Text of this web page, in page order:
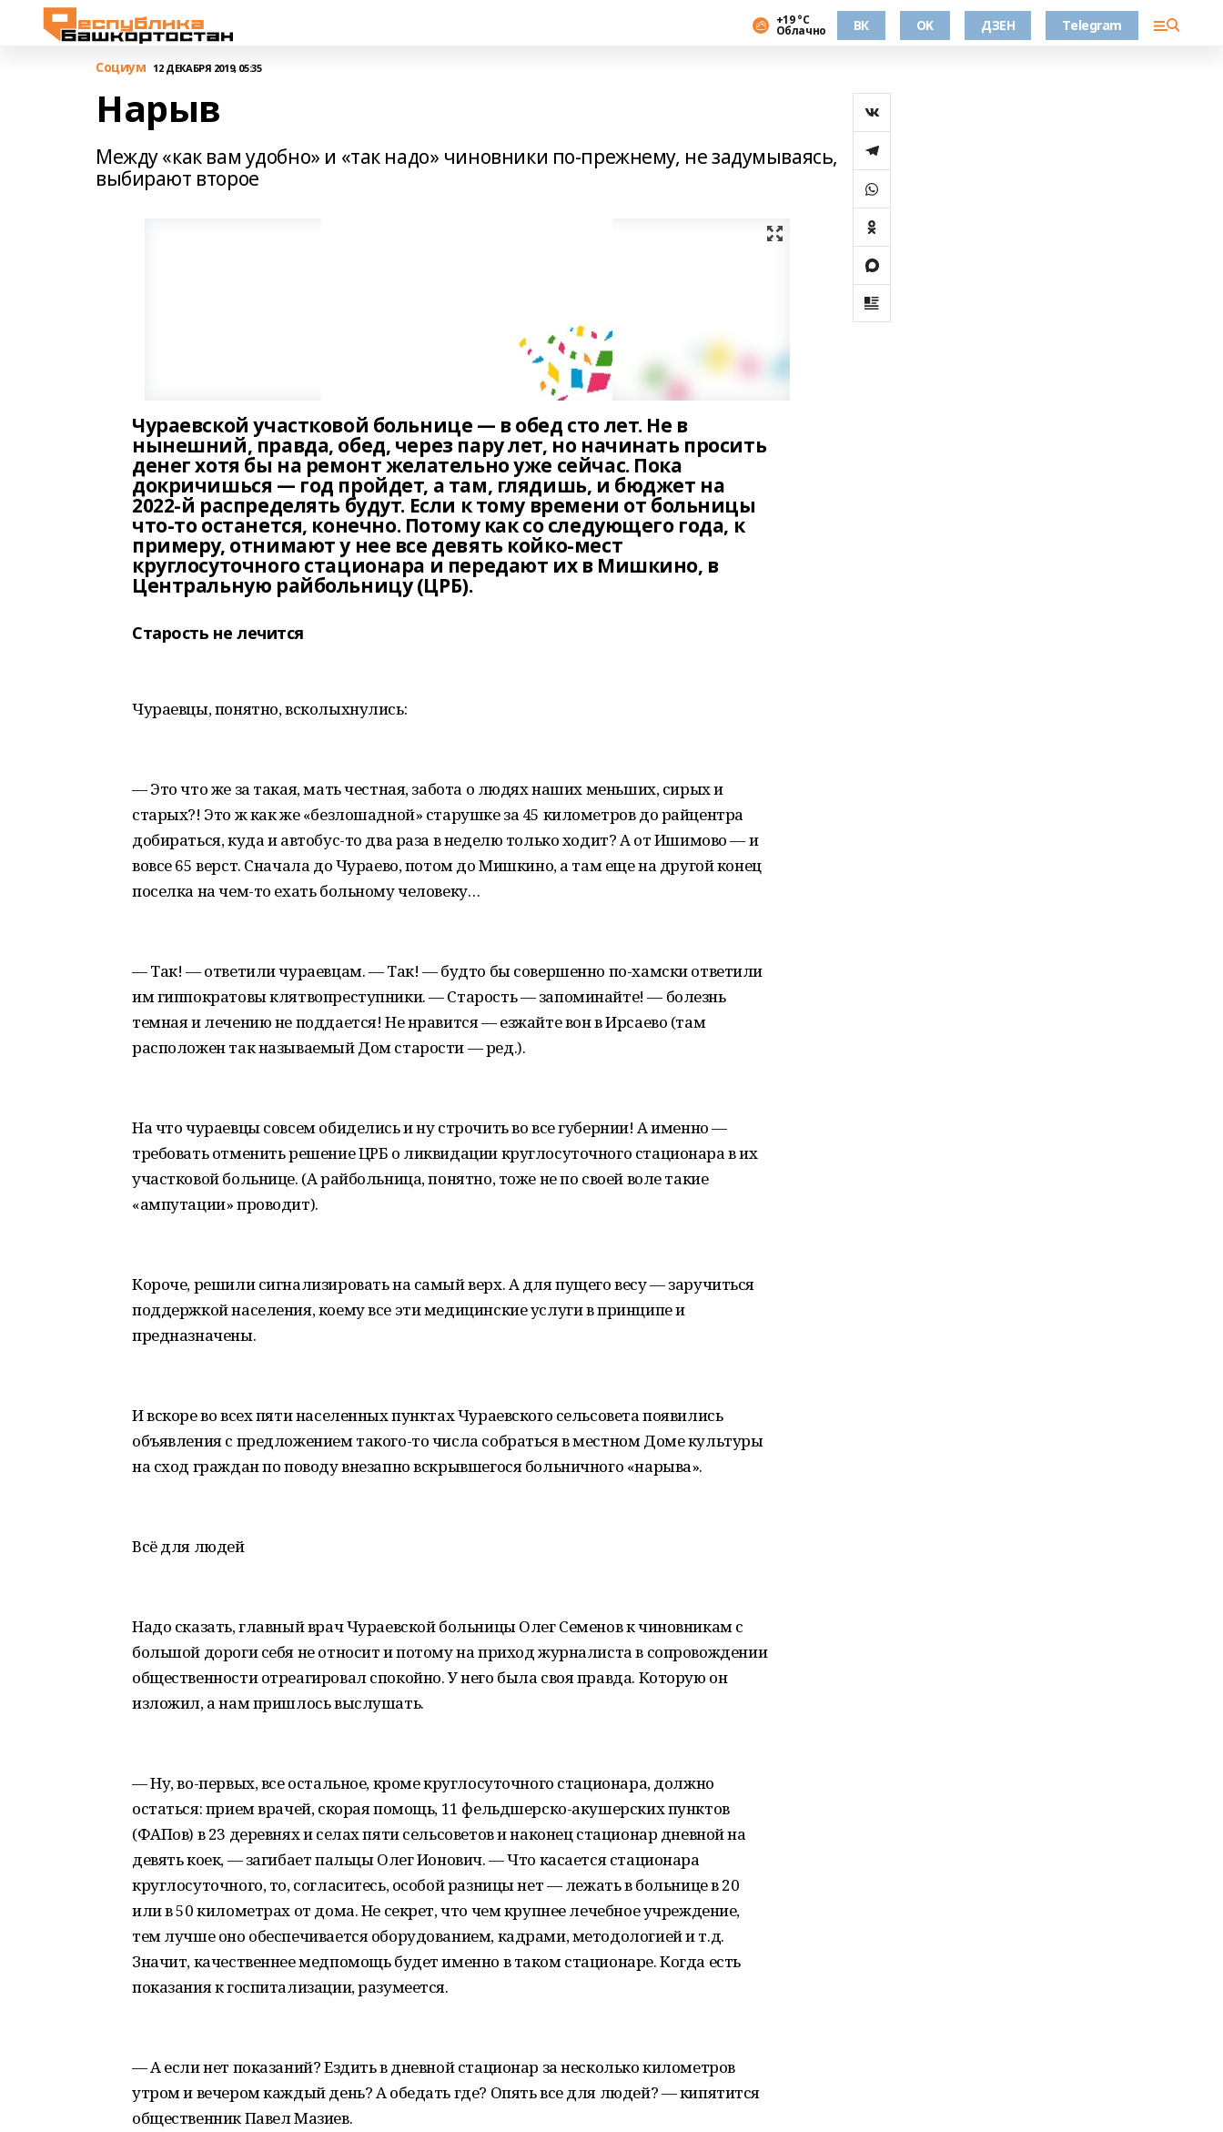
+19 °С
Облачно ВК OK ДЗЕН Telegram
Cоциум 12 ДЕКАБРЯ 2019, 05:35
Нарыв
Между «как вам удобно» и «так надо» чиновники по-прежнему, не задумываясь,
выбирают второе
Чураевской участковой больнице — в обед сто лет. Не в
нынешний, правда, обед, через пару лет, но начинать просить
денег хотя бы на ремонт желательно уже сейчас. Пока
докричишься — год пройдет, а там, глядишь, и бюджет на
2022-й распределять будут. Если к тому времени от больницы
что-то останется, конечно. Потому как со следующего года, к
примеру, отнимают у нее все девять койко-мест
круглосуточного стационара и передают их в Мишкино, в
Центральную райбольницу (ЦРБ).
Старость не лечится
Чураевцы, понятно, всколыхнулись:
— Это что же за такая, мать честная, забота о людях наших меньших, сирых и
старых?! Это ж как же «безлошадной» старушке за 45 километров до райцентра
добираться, куда и автобус-то два раза в неделю только ходит? А от Ишимово — и
вовсе 65 верст. Сначала до Чураево, потом до Мишкино, а там еще на другой конец
поселка на чем-то ехать больному человеку…
— Так! — ответили чураевцам. — Так! — будто бы совершенно по-хамски ответили
им гиппократовы клятвопреступники. — Старость — запоминайте! — болезнь
темная и лечению не поддается! Не нравится — езжайте вон в Ирсаево (там
расположен так называемый Дом старости — ред.).
На что чураевцы совсем обиделись и ну строчить во все губернии! А именно —
требовать отменить решение ЦРБ о ликвидации круглосуточного стационара в их
участковой больнице. (А райбольница, понятно, тоже не по своей воле такие
«ампутации» проводит).
Короче, решили сигнализировать на самый верх. А для пущего весу — заручиться
поддержкой населения, коему все эти медицинские услуги в принципе и
предназначены.
И вскоре во всех пяти населенных пунктах Чураевского сельсовета появились
объявления с предложением такого-то числа собраться в местном Доме культуры
на сход граждан по поводу внезапно вскрывшегося больничного «нарыва».
Всё для людей
Надо сказать, главный врач Чураевской больницы Олег Семенов к чиновникам с
большой дороги себя не относит и потому на приход журналиста в сопровождении
общественности отреагировал спокойно. У него была своя правда. Которую он
изложил, а нам пришлось выслушать.
— Ну, во-первых, все остальное, кроме круглосуточного стационара, должно
остаться: прием врачей, скорая помощь, 11 фельдшерско-акушерских пунктов
(ФАПов) в 23 деревнях и селах пяти сельсоветов и наконец стационар дневной на
девять коек, — загибает пальцы Олег Ионович. — Что касается стационара
круглосуточного, то, согласитесь, особой разницы нет — лежать в больнице в 20
или в 50 километрах от дома. Не секрет, что чем крупнее лечебное учреждение,
тем лучше оно обеспечивается оборудованием, кадрами, методологией и т.д.
Значит, качественнее медпомощь будет именно в таком стационаре. Когда есть
показания к госпитализации, разумеется.
— А если нет показаний? Ездить в дневной стационар за несколько километров
утром и вечером каждый день? А обедать где? Опять все для людей? — кипятится
общественник Павел Мазиев.